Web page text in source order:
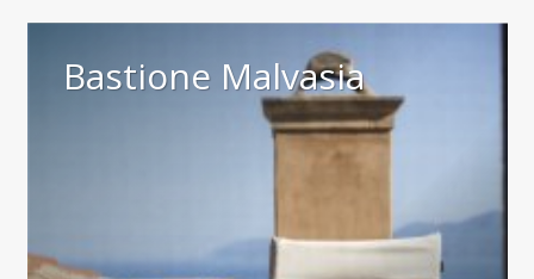
Bastione Malvasia